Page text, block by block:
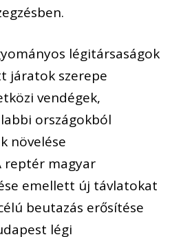
légitársaságok
járatok szerepe
vendégek,
országokból
növelése
reptér magyar
emellett új távlatokat
beutazás erősítése
légi